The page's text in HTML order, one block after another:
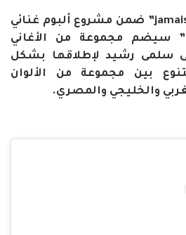
وتأتي أغنية “jamais de la vie” ضمن مشروع ألبوم غنائي
مصغر “MINI ALBUM” سيضم مجموعة من الأغاني
سلمى رشيد لإطلاقها بشكل
بين مجموعة من الألوان
والخليجي والمصري.